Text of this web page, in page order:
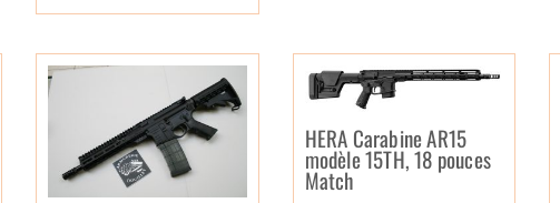
HERA Carabine AR15
modèle 15TH, 18 pouces
Match